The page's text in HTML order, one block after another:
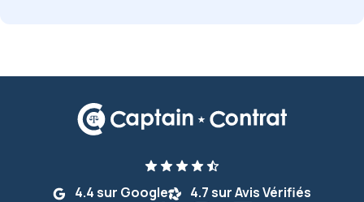
4.4 sur Google 4.7 sur Avis Vérifiés